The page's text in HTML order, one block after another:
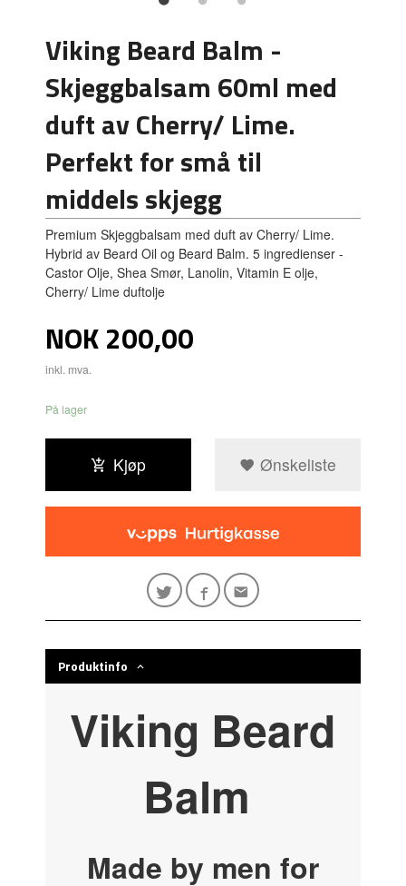
Viking Beard Balm -
Skjeggbalsam 60ml med
duft av Cherry/ Lime.
Perfekt for små til
middels skjegg
Premium Skjeggbalsam med duft av Cherry/ Lime.
Hybrid av Beard Oil og Beard Balm. 5 ingredienser -
Castor Olje, Shea Smør, Lanolin, Vitamin E olje,
Cherry/ Lime duftolje
Pris
NOK200,00
inkl. mva.
På lager
Kjøp Ønskeliste
Produktinfo
Viking Beard
Balm
Made by men for